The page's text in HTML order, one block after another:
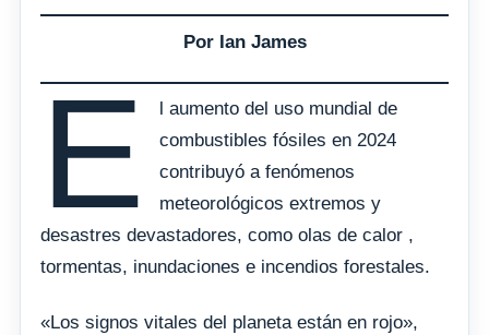
Por Ian James
E
l aumento del uso mundial de
combustibles fósiles en 2024
contribuyó a fenómenos
meteorológicos extremos y
desastres devastadores, como olas de calor ,
tormentas, inundaciones e incendios forestales.
«Los signos vitales del planeta están en rojo»,